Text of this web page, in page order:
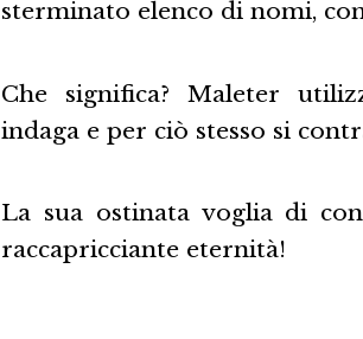
sterminato elenco di nomi,
Che significa? Maleter
indaga e per ciò stesso si
La sua ostinata voglia di
raccapricciante eternità!